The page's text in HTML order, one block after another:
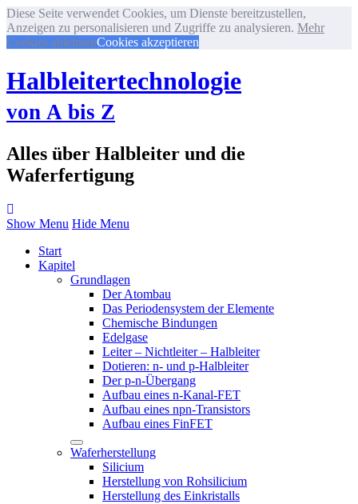
Diese Seite verwendet Cookies, um Dienste bereitzustellen,
Anzeigen zu personalisieren und Zugriffe zu analysieren. Mehr
Cookies ablehnenCookies akzeptieren
Halbleitertechnologie
von A bis Z
Alles über Halbleiter und die
Waferfertigung
Show Menu Hide Menu
Start
Kapitel
Grundlagen
Der Atombau
Das Periodensystem der Elemente
Chemische Bindungen
Edelgase
Leiter – Nichtleiter – Halbleiter
Dotieren: n- und p-Halbleiter
Der p-n-Übergang
Aufbau eines n-Kanal-FET
Aufbau eines npn-Transistors
Aufbau eines FinFET
Waferherstellung
Silicium
Herstellung von Rohsilicium
Herstellung des Einkristalls